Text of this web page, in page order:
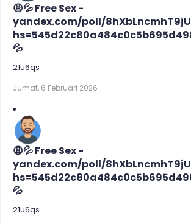
😩💦 Free Sex -
yandex.com/poll/
💦
21u6qs
Jumat, 6 Februari 2026
😩💦 Free Sex -
yandex.com/poll/
💦
21u6qs